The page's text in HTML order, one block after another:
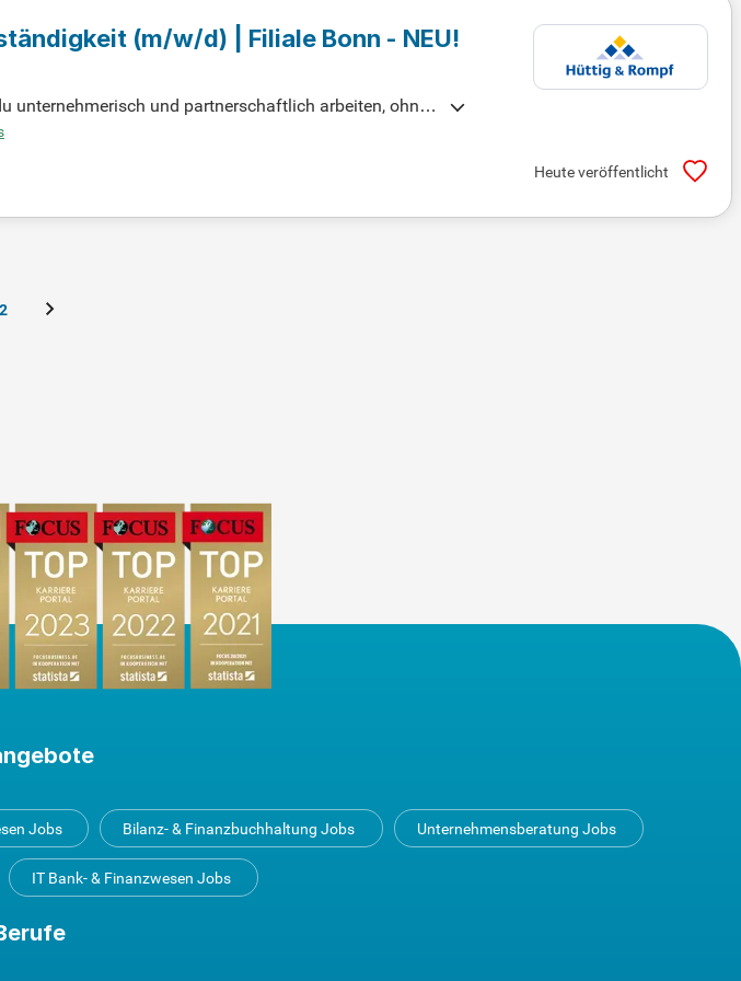
(m/w/d) | Filiale Bonn - NEU!
unternehmerisch und partnerschaftlich arbeiten, ohne
zu erfolgreichen Abschlüssen. Bringst du eine Au
stärkt.
Heute veröffentlicht
2
Jobs Bilanz- & Finanzbuchhaltung Jobs Unternehmensberatung Jobs
IT Bank- & Finanzwesen Jobs